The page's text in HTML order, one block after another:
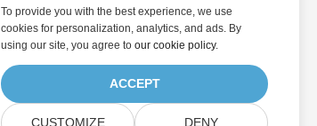
To provide you with the best experience, we use
cookies for personalization, analytics, and ads. By
using our site, you agree to our cookie policy.
ACCEPT
CUSTOMIZE DENY